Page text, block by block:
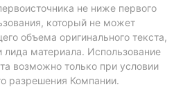
не ниже первого
который не может
объема оригинального текста,
лида материала. Использование
возможно только при условии
разрешения Компании.